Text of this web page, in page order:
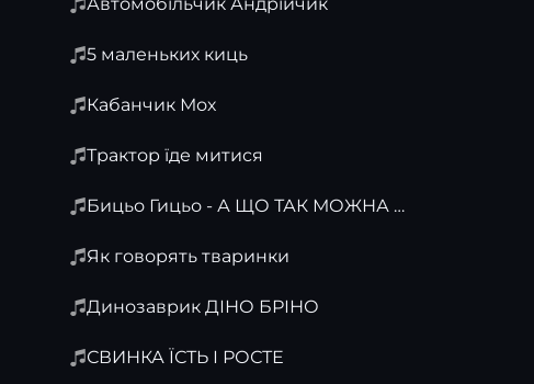
5 маленьких киць
Кабанчик Мох
Трактор їде митися
Бицьо Гицьо - А ЩО ТАК МОЖНА БУЛО
Як говорять тваринки
Динозаврик ДІНО БРІНО
СВИНКА ЇСТЬ І РОСТЕ